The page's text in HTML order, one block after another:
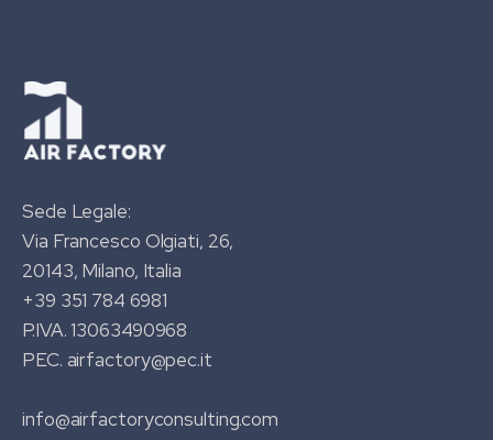
Sede Legale:
Via Francesco Olgiati, 26,
20143, Milano, Italia
+39 351 784 6981
P.IVA. 13063490968
PEC. airfactory@pec.it
info@airfactoryconsulting.com